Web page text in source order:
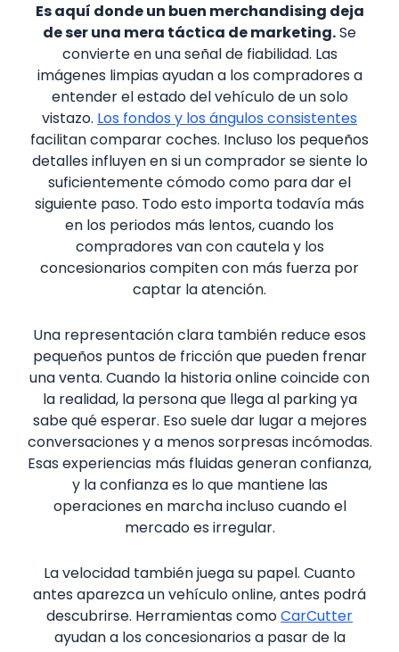
Es aquí donde un buen merchandising deja
de ser una mera táctica de marketing.Se
convierte en una señal de fiabilidad. Las
imágenes limpias ayudan a los compradores a
entender el estado del vehículo de un solo
vistazo. Los fondos y los ángulos consistentes
facilitan comparar coches. Incluso los pequeños
detalles influyen en si un comprador se siente lo
suficientemente cómodo como para dar el
siguiente paso. Todo esto importa todavía más
en los periodos más lentos, cuando los
compradores van con cautela y los
concesionarios compiten con más fuerza por
captar la atención.
Una representación clara también reduce esos
pequeños puntos de fricción que pueden frenar
una venta. Cuando la historia online coincide con
la realidad, la persona que llega al parking ya
sabe qué esperar. Eso suele dar lugar a mejores
conversaciones y a menos sorpresas incómodas.
Esas experiencias más fluidas generan confianza,
y la confianza es lo que mantiene las
operaciones en marcha incluso cuando el
mercado es irregular.
La velocidad también juega su papel. Cuanto
antes aparezca un vehículo online, antes podrá
descubrirse. Herramientas comoCarCutter
ayudan a los concesionarios a pasar de la